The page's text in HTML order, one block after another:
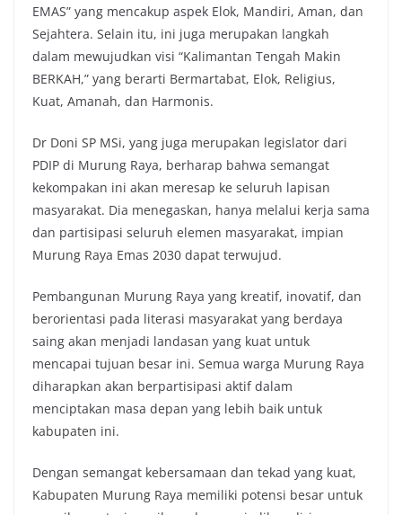
EMAS” yang mencakup aspek Elok, Mandiri, Aman, dan
Sejahtera. Selain itu, ini juga merupakan langkah
dalam mewujudkan visi “Kalimantan Tengah Makin
BERKAH,” yang berarti Bermartabat, Elok, Religius,
Kuat, Amanah, dan Harmonis.
Dr Doni SP MSi, yang juga merupakan legislator dari
PDIP di Murung Raya, berharap bahwa semangat
kekompakan ini akan meresap ke seluruh lapisan
masyarakat. Dia menegaskan, hanya melalui kerja sama
dan partisipasi seluruh elemen masyarakat, impian
Murung Raya Emas 2030 dapat terwujud.
Pembangunan Murung Raya yang kreatif, inovatif, dan
berorientasi pada literasi masyarakat yang berdaya
saing akan menjadi landasan yang kuat untuk
mencapai tujuan besar ini. Semua warga Murung Raya
diharapkan akan berpartisipasi aktif dalam
menciptakan masa depan yang lebih baik untuk
kabupaten ini.
Dengan semangat kebersamaan dan tekad yang kuat,
Kabupaten Murung Raya memiliki potensi besar untuk